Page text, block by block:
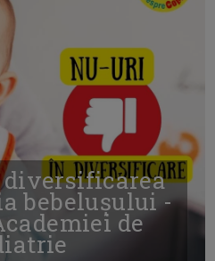
diversificarea
bebelușului -
de